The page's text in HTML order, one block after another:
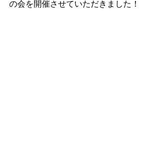
の会を開催させていただきました！